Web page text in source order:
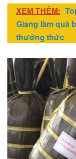
XEM THÊM:
Giang làm quà
thưởng thức